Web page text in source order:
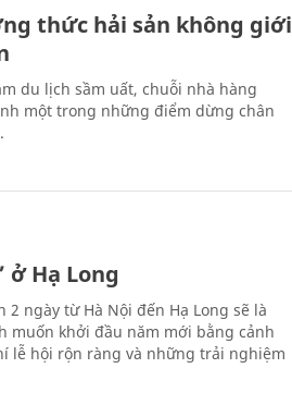
thức hải sản không giới
du lịch sầm uất, chuỗi nhà hàng
một trong những điểm dừng chân
ở Hạ Long
2 ngày từ Hà Nội đến Hạ Long sẽ là
muốn khởi đầu năm mới bằng cảnh
lễ hội rộn ràng và những trải nghiệm